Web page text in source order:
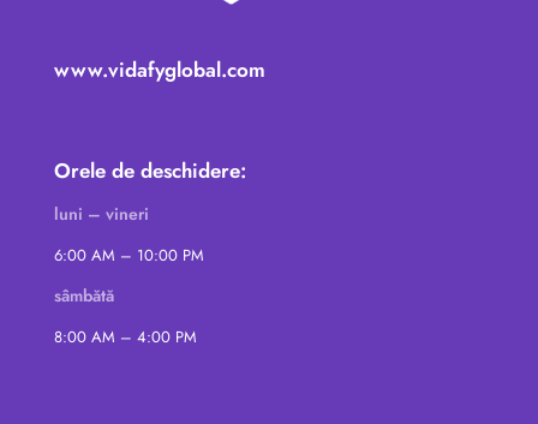
www.vidafyglobal.com
Orele de deschidere:
luni – vineri
6:00 AM – 10:00 PM
sâmbătă
8:00 AM – 4:00 PM